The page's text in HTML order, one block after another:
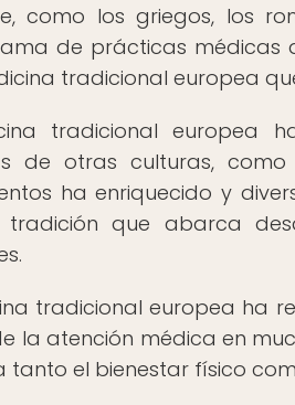
como los griegos, los
de prácticas médicas
tradicional europea
tradicional europea
de otras culturas,
ha enriquecido y
que abarca
tradicional europea ha
la atención médica en
tanto el bienestar físico